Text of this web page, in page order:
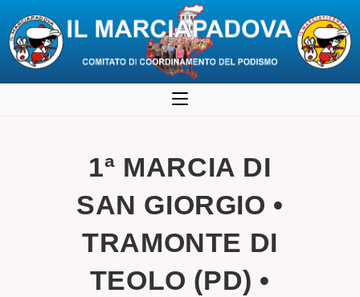
al
1ª MARCIA DI
SAN GIORGIO •
TRAMONTE DI
TEOLO (PD) •